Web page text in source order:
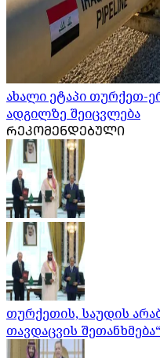
ახალი ეტაპი თურქეთ-
ადგილზე შეიცვლება
ᲠᲔᲙᲝᲛᲔᲜᲓᲔᲑᲣᲚᲘ
თურქეთის, საუდის
თავდაცვის შეთანხმება“